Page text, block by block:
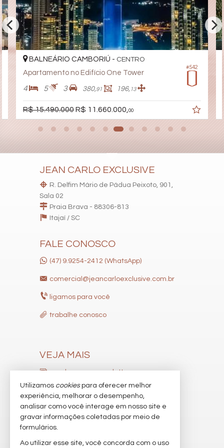
Gerador
Sala de Jogos
Salão de Festas
Piscina
Quadra Esportiva
Spa
Espaço Gourmet
Portaria 24h
Medidores Individuais
Brinquedoteca
Pet Care
Quiosque Externo
Coworking
Mini Mercado
Deck Molhado
Espaço Zen
Entrada para Banhistas
Box de Praia
Hall Decorado e Mobiliado
Acessibilidade para PNE
#542
BALNEÁRIO CAMBORIÚ - CENTRO
Apartamento no Edifício One Tower
4 5 3 380,91 196, 13
R$ 15.490.000R$ 11.660.000, 00
JEAN CARLO EXCLUSIVE
R. Delfim Mário de Pádua Peixoto, 901,
Sala 02
Praia Brava - 88306-813
Itajaí / SC
FALE CONOSCO
(47) 9.9254-2412 (WhatsApp)
comercial@jeancarloexclusive.com.br
ligamos para você
trabalhe conosco
VEJA MAIS
receba nosso newsletter
indicadores financeiros
cadastre seu imóvel
imóveis favoritos
mapa de imóveis
Utilizamos cookiespara oferecer melhor
experiência, melhorar o desempenho,
analisar como você interage em nosso site e
gravar informações coletadas por meio de
formulários.
Ao utilizar esse site, você concorda com o uso